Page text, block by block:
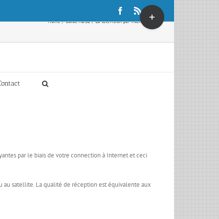
Facebook
Rss X
Home Guide ADSL La télévision par Internet ADSL
par le biais de votre connection à Internet et ceci
satellite. La qualité de réception est équivalente aux
Toggle
Sliding
Bar